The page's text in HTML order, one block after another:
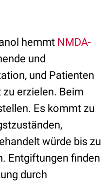
hemmt NMDA-
und
und Patienten
erzielen. Beim
Es kommt zu
würde bis zu
Entgiftungen finden
durch